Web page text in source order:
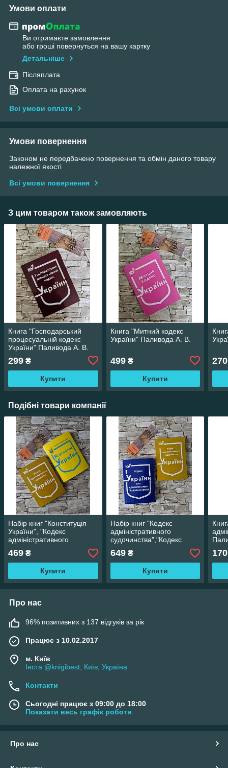
Умови оплати
Ви отримаєте замовлення
або гроші повернуться на вашу картку
Детальніше
Післяплата
Оплата на рахунок
Всі умови оплати
Умови повернення
Законом не передбачено повернення та обмін даного товару
належної якості
Всі умови повернення
З цим товаром також замовляють
Книга "Господарський
процесуальній кодекс
України" Паливода А. В.
299 ₴
Купити
Книга "Митний кодекс
України" Паливода А. В.
499₴
Купити
270
Подібні товари компанії
Набір книг "Конституція
України", "Кодекс
адміністративного
судочинства України"
Паливода А. В.
469 ₴
Купити
Набір книг "Кодекс
адміністративного
судочинства","Кодекс
України про
адміністративні
правопорушення"
649₴
Купити
170
Про нас
96% позитивних з 137 відгуків за рік
Працює з 10.02.2017
м. Київ
Інста @knigibest, Київ, Україна
Контакти
Сьогодні працює з 09:00 до 18:00
Показати весь графік роботи
Про нас